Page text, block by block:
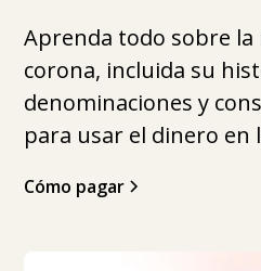
Aprenda todo sobre la
corona, incluida su
denominaciones y
para usar el dinero en
Cómo pagar